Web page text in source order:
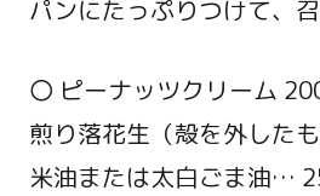
パンにたっぷりつけて、召
〇 ピーナッツクリーム
煎り落花生（殻を外した
米油または太白ごま油…